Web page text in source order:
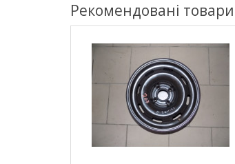
Рекомендовані товари